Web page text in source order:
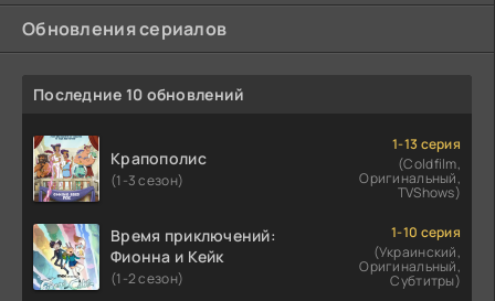
Обновления сериалов
Последние 10 обновлений
Крапополис
(1-3 сезон)
1-13 серия
(Coldfilm,
Оригинальный,
TVShows)
Время приключений:
Фионна и Кейк
(1-2 сезон)
1-10 серия
(Украинский,
Оригинальный,
Субтитры)